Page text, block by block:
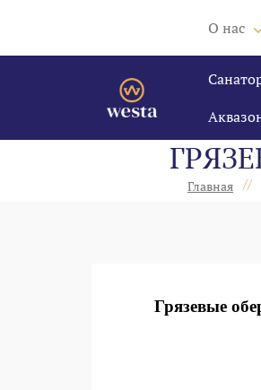
О нас
Главная //
Грязевые